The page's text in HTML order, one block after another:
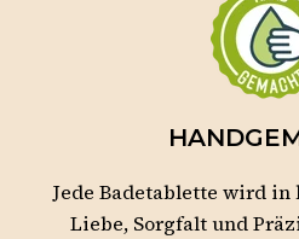
Jede Badetablette wird
Liebe, Sorgfalt und